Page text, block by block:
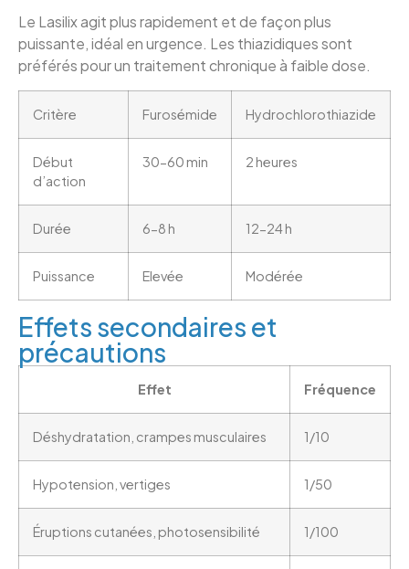
Le Lasilix agit plus rapidement et de façon plus
puissante, idéal en urgence. Les thiazidiques sont
préférés pour un traitement chronique à faible dose.
Critère Furosémide Hydrochlorothiazide
Début
d’action
30-60 min 2 heures
Durée 6-8 h 12-24 h
Puissance Elevée Modérée
Effets secondaires et
précautions
Effet Fréquence
Déshydratation, crampes musculaires 1/10
Hypotension, vertiges 1/50
Éruptions cutanées, photosensibilité 1/100